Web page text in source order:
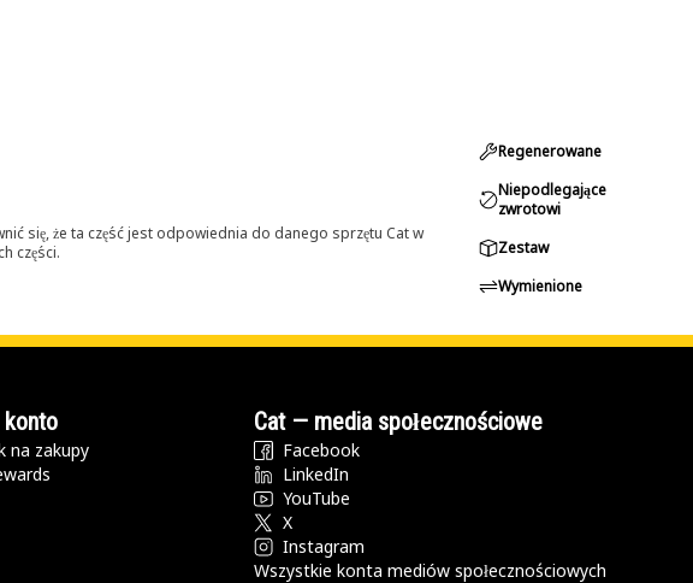
się, że ta część jest odpowiednia do danego sprzętu Cat w
części.
Regenerowane
Niepodlegające
zwrotowi
Zestaw
Wymienione
konto
na zakupy
Cat — media społecznościowe
Facebook
LinkedIn
YouTube
X
Instagram
Wszystkie konta mediów społecznościowych